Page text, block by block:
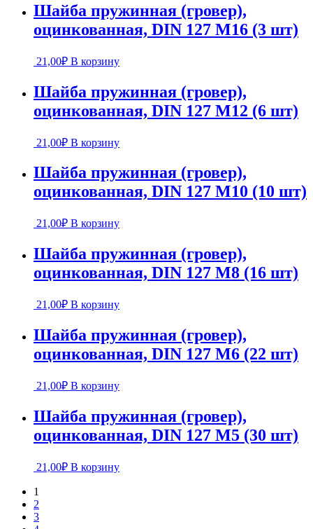
Шайба пружинная (гровер),
оцинкованная, DIN 127 М16 (3 шт)
21,00₽ В корзину
Шайба пружинная (гровер),
оцинкованная, DIN 127 М12 (6 шт)
21,00₽ В корзину
Шайба пружинная (гровер),
оцинкованная, DIN 127 М10 (10 шт)
21,00₽ В корзину
Шайба пружинная (гровер),
оцинкованная, DIN 127 М8 (16 шт)
21,00₽ В корзину
Шайба пружинная (гровер),
оцинкованная, DIN 127 М6 (22 шт)
21,00₽ В корзину
Шайба пружинная (гровер),
оцинкованная, DIN 127 М5 (30 шт)
21,00₽ В корзину
1
2
3